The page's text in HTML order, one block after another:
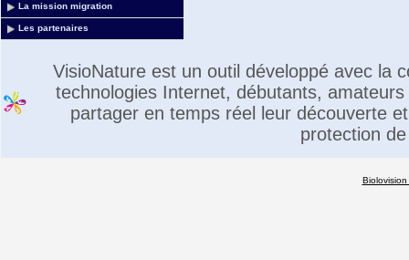
La mission migration
Les partenaires
VisioNature est un outil développé avec la
technologies Internet, débutants,
partager en temps réel leur découverte
protection
Biolovision